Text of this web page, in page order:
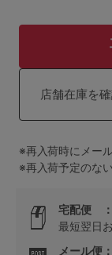
店舗在庫を
※再入荷時にメー
※再入荷予定のな
宅配便
最短翌日
メール便